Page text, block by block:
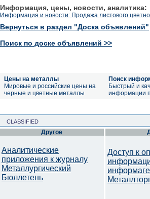
Информация, цены, новости, аналитика:
Информация и новости: Продажа листового
Вернуться в раздел "Доска объявлений"
Поиск по доске объявлений >>
Цены на металлы
Мировые и российские цены на
черные и цветные металлы
Поиск
Быстрый и
информации
CLASSIFIED
Другое
Аналитические
приложения к журналу
Металлургический
Бюллетень
Доступ к